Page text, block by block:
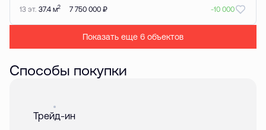
13 эт. 37.4 м2 7 750 000 ₽ -10 000
Показать еще 6 объектов
Способы покупки
Трейд-ин